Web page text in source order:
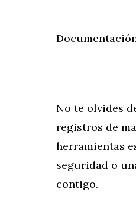
No te olvides
registros de
herramientas
seguridad o
contigo.